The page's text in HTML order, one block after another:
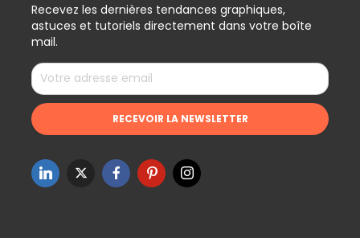
Recevez les dernières tendances graphiques,
astuces et tutoriels directement dans votre boîte
mail.